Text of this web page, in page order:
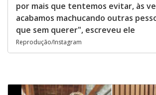
por mais que tentemos evitar, às
acabamos machucando outras
que sem querer", escreveu ele
Reprodução/Instagram